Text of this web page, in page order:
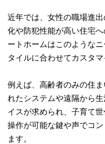
近年では、女性の職場進
化や防犯性能が高い住宅
ートホームはこのような
タイルに合わせてカスタマ
例えば、高齢者のみの住
れたシステムや遠隔から
イスが求められ、子育て
操作が可能な鍵や声でコ
ます。